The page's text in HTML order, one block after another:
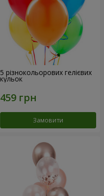
5 різнокольорових гелієвих
кульок
Замовити